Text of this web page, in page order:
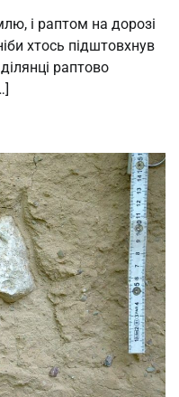
і раптом на дорозі
хтось підштовхнув
раптово